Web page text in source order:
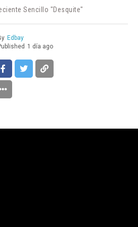
Sencillo "Desquite"
Edbay
1 día ago